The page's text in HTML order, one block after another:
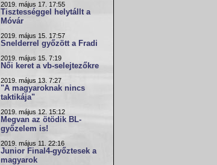
2019. május 17. 17:55
Tisztességgel helytállt a
Móvár
2019. május 15. 17:57
Snelderrel győzött a Fradi
2019. május 15. 7:19
Női keret a vb-selejtezőkre
2019. május 13. 7:27
"A magyaroknak nincs
taktikája"
2019. május 12. 15:12
Megvan az ötödik BL-
győzelem is!
2019. május 11. 22:16
Junior Final4-győztesek a
magyarok